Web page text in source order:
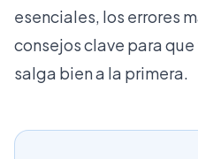
esenciales, los errores
consejos clave para
salga bien a la primera.